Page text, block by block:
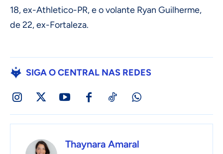
18, ex-Athletico-PR, e o volante Ryan Guilherme,
de 22, ex-Fortaleza.
SIGA O CENTRAL NAS REDES
Thaynara Amaral